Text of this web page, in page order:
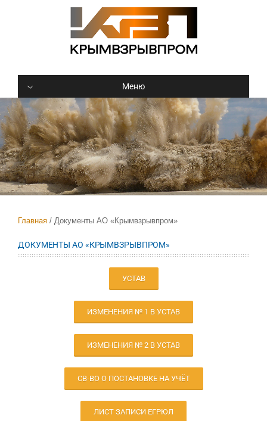
Меню
Главная Документы АО «Крымвзрывпром»
ДОКУМЕНТЫ АО «КРЫМВЗРЫВПРОМ»
УСТАВ
ИЗМЕНЕНИЯ № 1 В УСТАВ
ИЗМЕНЕНИЯ № 2 В УСТАВ
CВ-ВО О ПОСТАНОВКЕ НА УЧЁТ
ЛИСТ ЗАПИСИ ЕГРЮЛ